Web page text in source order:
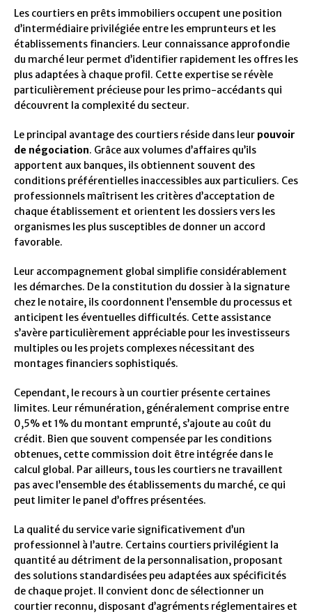
Les courtiers en prêts immobiliers occupent une position
d’intermédiaire privilégiée entre les emprunteurs et les
établissements financiers. Leur connaissance approfondie
du marché leur permet d’identifier rapidement les offres les
plus adaptées à chaque profil. Cette expertise se révèle
particulièrement précieuse pour les primo-accédants qui
découvrent la complexité du secteur.
Le principal avantage des courtiers réside dans leur pouvoir
de négociation. Grâce aux volumes d’affaires qu’ils
apportent aux banques, ils obtiennent souvent des
conditions préférentielles inaccessibles aux particuliers. Ces
professionnels maîtrisent les critères d’acceptation de
chaque établissement et orientent les dossiers vers les
organismes les plus susceptibles de donner un accord
favorable.
Leur accompagnement global simplifie considérablement
les démarches. De la constitution du dossier à la signature
chez le notaire, ils coordonnent l’ensemble du processus et
anticipent les éventuelles difficultés. Cette assistance
s’avère particulièrement appréciable pour les investisseurs
multiples ou les projets complexes nécessitant des
montages financiers sophistiqués.
Cependant, le recours à un courtier présente certaines
limites. Leur rémunération, généralement comprise entre
0,5% et 1% du montant emprunté, s’ajoute au coût du
crédit. Bien que souvent compensée par les conditions
obtenues, cette commission doit être intégrée dans le
calcul global. Par ailleurs, tous les courtiers ne travaillent
pas avec l’ensemble des établissements du marché, ce qui
peut limiter le panel d’offres présentées.
La qualité du service varie significativement d’un
professionnel à l’autre. Certains courtiers privilégient la
quantité au détriment de la personnalisation, proposant
des solutions standardisées peu adaptées aux spécificités
de chaque projet. Il convient donc de sélectionner un
courtier reconnu, disposant d’agréments réglementaires et